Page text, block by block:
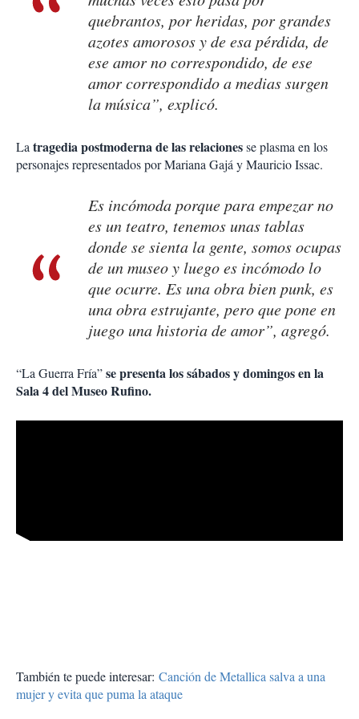
quebrantos, por heridas, por grandes
azotes amorosos y de esa pérdida, de
ese amor no correspondido, de ese
amor correspondido a medias surgen
la música”, explicó.
Latragedia postmoderna de las relacionesse plasma en los
personajes representados por Mariana Gajá y Mauricio Issac.
Es incómoda porque para empezar no
es un teatro, tenemos unas tablas
donde se sienta la gente, somos ocupas
de un museo y luego es incómodo lo
que ocurre. Es una obra bien punk, es
una obra estrujante, pero que pone en
juego una historia de amor”, agregó.
“La Guerra Fría”se presenta los sábados y domingos en la
Sala 4 del Museo Rufino.
También te puede interesar: Canción de Metallica salva a una
mujer y evita que puma la ataque